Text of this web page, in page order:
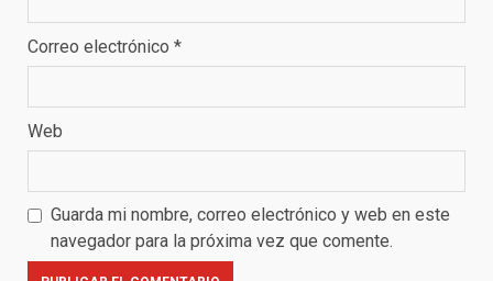
Correo electrónico *
Web
Guarda mi nombre, correo electrónico y web en este
navegador para la próxima vez que comente.